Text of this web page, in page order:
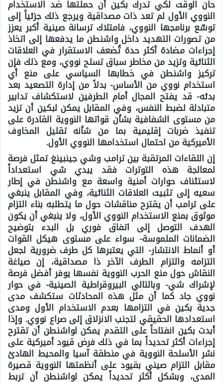
حان الوقت لكي تدرك بكين أن حملتها ضد الاستخدام
النووي الأول لم تعد ذات مصداقية ويرجع ذلك جزئياً إلى
توسّع برنامجها النووي، فامتلاك ترسانة صينية أكبر يعزز
من تصورات التهديد داخل واشنطن ما يدفعها إلى اتخاذ
إجراءات مضادة أكثر حدة تُضعف الاستقرار في العلاقات
الثنائية وتزيد من مخاطر سباق تسلح نووي، ومع ذلك فإن
تركيز واشنطن في خطابها السياسي على منع أي
استخدام نووي من الأساس- بدلاً من إدارة التصعيد بعد
بدئه- قد يفتح المجال أمام الطرفين لاستكشاف تدابير
متبادلة لضبط النفس، وفي المقابل يمكن لبكين أن تزيد
من مستوى الشفافية بشأن قواتها النووية القادرة على
تنفيذ ضربات إقليمية بما من شأنه تقليل المخاوف
الأميركية من احتمال استخدامها النووي الأول.
إن اللقاءات المرتقبة بين ترامب وشي جينبينغ تمثل فرصة
لمعالجة هذه التوترات فقد يبدي شي استعداداً
لاستئناف حوارات أمنية واسعة مع واشنطن في إطار
سعيه إلى تثبيت العلاقات الثنائية، وفي المقابل ينبغي
على ترامب أن يقترح مناقشات حول ما يتطلبه بناء التزام
موثوق بمنع الاستخدام النووي الأول، ولا ينبغي أن يكون
الهدف التوصل إلى اتفاق فوري بل البدء بتوضيح
الضمانات الملموسة- سواء على مستوى هيكل القوات
أو أنماط الانتشار- التي يعتبرها كل طرف ضرورية لجعل
التزامه والتزام الطرف الآخر ذا مصداقية، إن صياغة
النقاش حول منع الحرب النووية نفسها يوفر أفضل فرصة
لإشراك شي- وبالتالي البيروقراطية الصينية- في حوار
نووي جاد كما أن مثل هذه المحادثات ستكشف مدى
جدية بكين في التزامها بعدم الاستخدام الأول ومدى
استعدادها الحقيقي لتجنب الانزلاق إلى صراع نووي. وإذا
أبدت بكين انفتاحاً على التقدم يمكن لواشنطن أن تقترح
إجراءات أكثر تحديداً بما في ذلك فرض قيود أميركية على
نشر الأسلحة النووية في منطقة آسيا والمحيط الهادئ
مقابل التزام صيني بقيود على أنظمتها النووية قصيرة
المدى، وبشكل أكثر تحديداً يمكن لواشنطن أن تربط